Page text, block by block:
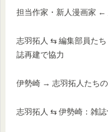
担当作家・新人漫画家 ←
志羽拓人 ⇆ 編集部員た
誌再建で協力
伊勢崎 → 志羽拓人たち
志羽拓人 ⇆ 伊勢崎：雑